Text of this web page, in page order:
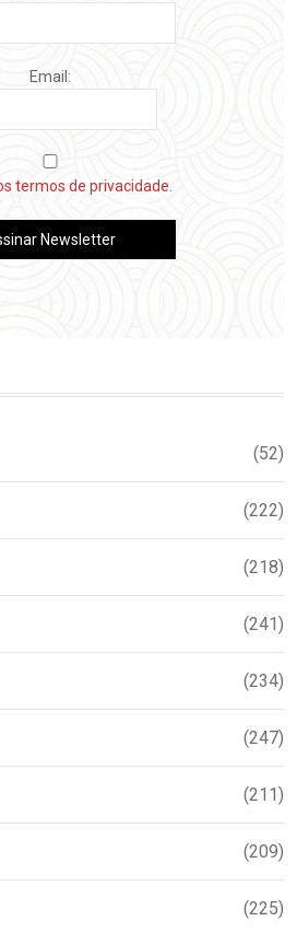
Email:
termos de privacidade.
(52)
(222)
(218)
(241)
(234)
(247)
(211)
(209)
(225)